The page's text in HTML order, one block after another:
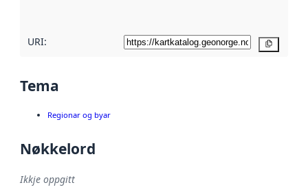
URI:
Tema
Regionar og byar
Nøkkelord
Ikkje oppgitt